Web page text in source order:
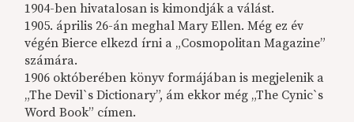
1904-ben hivatalosan is kimondják a válást.
1905. április 26-án meghal Mary Ellen. Még ez év
végén Bierce elkezd írni a „Cosmopolitan Magazine”
számára.
1906 októberében könyv formájában is megjelenik a
„The Devil`s Dictionary”, ám ekkor még „The Cynic`s
Word Book” címen.